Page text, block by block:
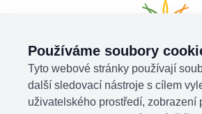
Používáme soubory
Tyto webové stránky používají
další sledovací nástroje s cílem
uživatelského prostředí, zobrazení